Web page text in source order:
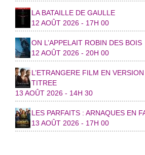
LA BATAILLE DE GAULLE
12 AOÛT 2026 - 17H 00
ON L’APPELAIT ROBIN DES BOIS
12 AOÛT 2026 - 20H 00
L’ETRANGERE FILM EN
TITREE
13 AOÛT 2026 - 14H 30
LES PARFAITS : ARNAQUES EN
13 AOÛT 2026 - 17H 00